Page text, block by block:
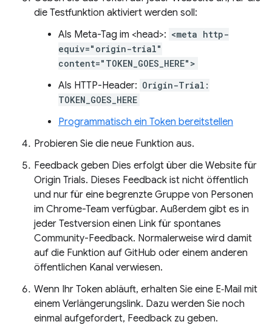
die Testfunktion aktiviert werden soll:
Als Meta-Tag im <head>: <meta http-
equiv="origin-trial"
content="TOKEN_GOES_HERE">
Als HTTP-Header: Origin-Trial:
TOKEN_GOES_HERE
Programmatisch ein Token bereitstellen
Probieren Sie die neue Funktion aus.
Feedback geben Dies erfolgt über die Website für
Origin Trials. Dieses Feedback ist nicht öffentlich
und nur für eine begrenzte Gruppe von Personen
im Chrome-Team verfügbar. Außerdem gibt es in
jeder Testversion einen Link für spontanes
Community-Feedback. Normalerweise wird damit
auf die Funktion auf GitHub oder einem anderen
öffentlichen Kanal verwiesen.
Wenn Ihr Token abläuft, erhalten Sie eine E‑Mail mit
einem Verlängerungslink. Dazu werden Sie noch
einmal aufgefordert, Feedback zu geben.